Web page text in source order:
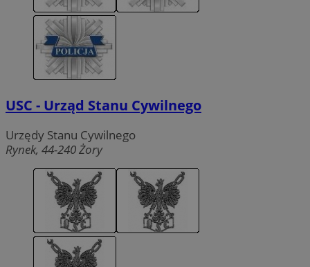
USC - Urząd Stanu Cywilnego
Urzędy Stanu Cywilnego
Rynek, 44-240 Żory